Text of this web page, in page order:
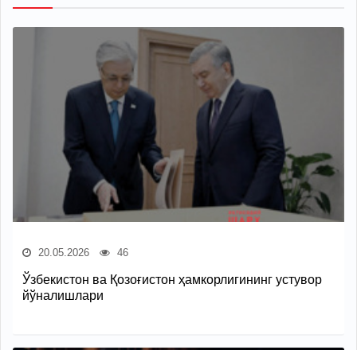
20.05.2026 46
Ўзбекистон ва Қозоғистон ҳамкорлигининг устувор
йўналишлари